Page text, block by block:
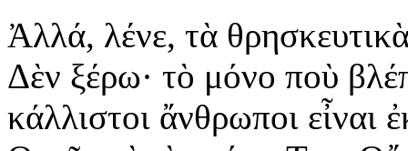
Ἀλλά, λένε, τὰ
Δὲν ξέρω· τὸ μόνο ποὺ
κάλλιστοι ἄνθρωποι εἶναι